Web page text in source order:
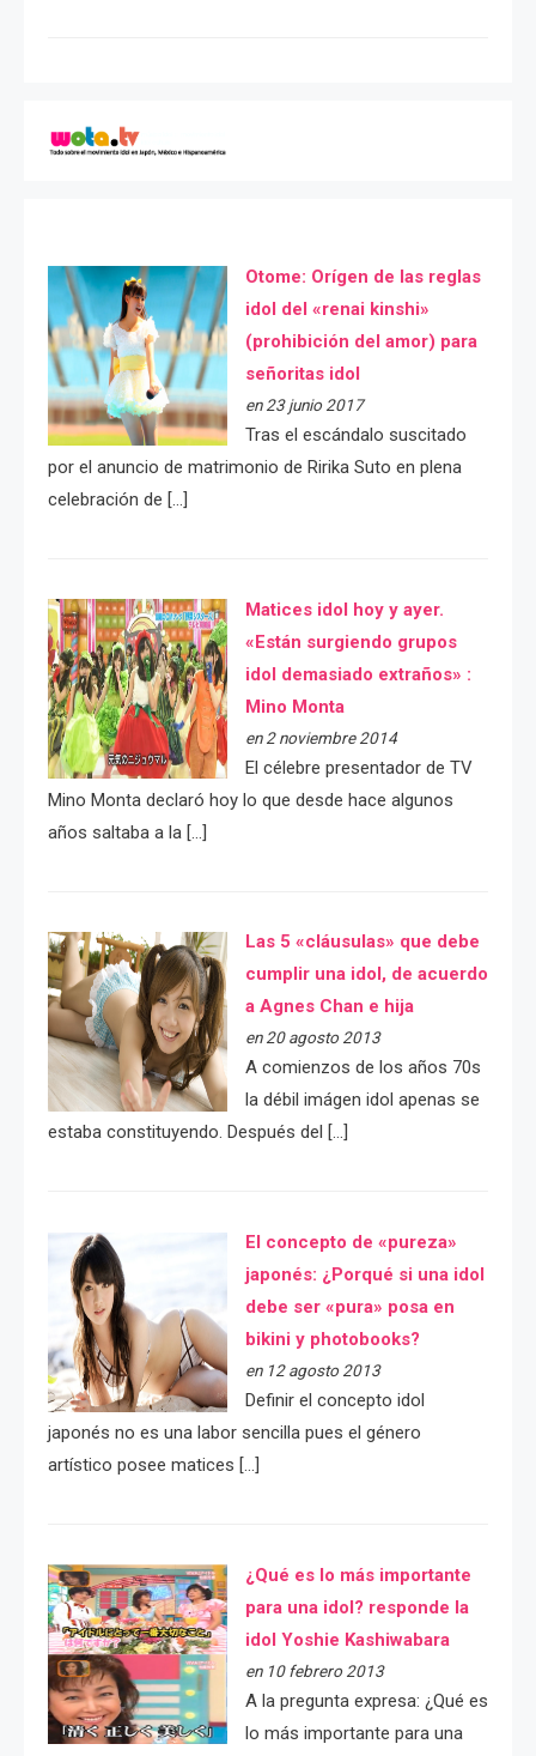
Otome: Orígen de las reglas
idol del «renai kinshi»
(prohibición del amor) para
señoritas idol
en 23 junio 2017
Tras el escándalo suscitado
por el anuncio de matrimonio de Ririka Suto en plena
celebración de […]
Matices idol hoy y ayer.
«Están surgiendo grupos
idol demasiado extraños» :
Mino Monta
en 2 noviembre 2014
El célebre presentador de TV
Mino Monta declaró hoy lo que desde hace algunos
años saltaba a la […]
Las 5 «cláusulas» que debe
cumplir una idol, de acuerdo
a Agnes Chan e hija
en 20 agosto 2013
A comienzos de los años 70s
la débil imágen idol apenas se
estaba constituyendo. Después del […]
El concepto de «pureza»
japonés: ¿Porqué si una idol
debe ser «pura» posa en
bikini y photobooks?
en 12 agosto 2013
Definir el concepto idol
japonés no es una labor sencilla pues el género
artístico posee matices […]
¿Qué es lo más importante
para una idol? responde la
idol Yoshie Kashiwabara
en 10 febrero 2013
A la pregunta expresa: ¿Qué es
lo más importante para una